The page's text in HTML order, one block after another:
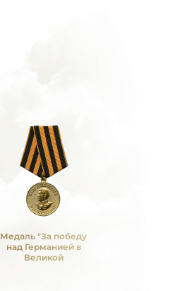
Медаль "За победу
над Германией в
Великой